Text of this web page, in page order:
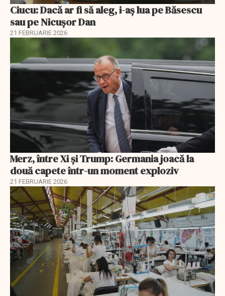
Ciucu: Dacă ar fi să aleg, i-aș lua pe Băsescu
sau pe Nicușor Dan
21 FEBRUARIE 2026
Merz, între Xi și Trump: Germania joacă la
două capete într-un moment exploziv
21 FEBRUARIE 2026